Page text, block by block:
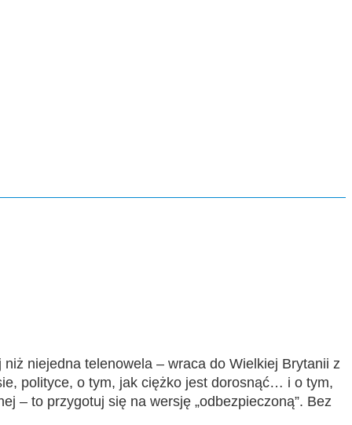
niż niejedna telenowela – wraca do Wielkiej Brytanii z
polityce, o tym, jak ciężko jest dorosnąć… i o tym,
– to przygotuj się na wersję „odbezpieczoną”. Bez